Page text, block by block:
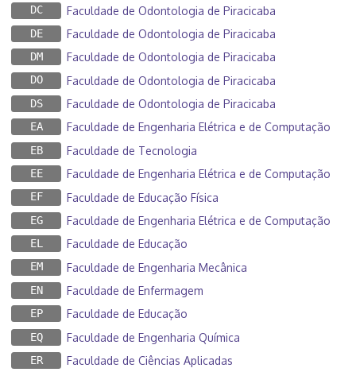
DC Faculdade de Odontologia de Piracicaba
DE Faculdade de Odontologia de Piracicaba
DM Faculdade de Odontologia de Piracicaba
DO Faculdade de Odontologia de Piracicaba
DS Faculdade de Odontologia de Piracicaba
EA Faculdade de Engenharia Elétrica e de Computação
EB Faculdade de Tecnologia
EE Faculdade de Engenharia Elétrica e de Computação
EF Faculdade de Educação Física
EG Faculdade de Engenharia Elétrica e de Computação
EL Faculdade de Educação
EM Faculdade de Engenharia Mecânica
EN Faculdade de Enfermagem
EP Faculdade de Educação
EQ Faculdade de Engenharia Química
ER Faculdade de Ciências Aplicadas